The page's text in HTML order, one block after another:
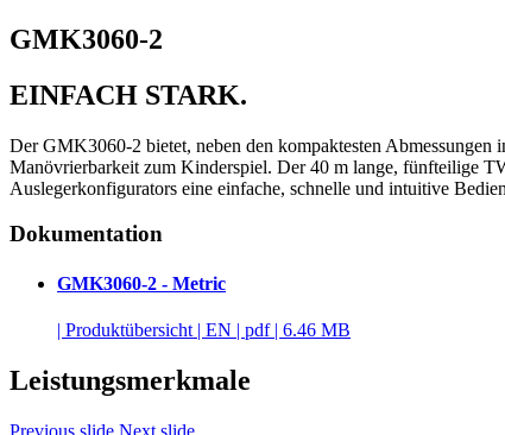
GMK3060-2
EINFACH STARK.
Der GMK3060-2 bietet, neben den kompaktesten Abmessungen
Manövrierbarkeit zum Kinderspiel. Der 40 m lange, fünfteilige
Auslegerkonfigurators eine einfache, schnelle und intuitive
Dokumentation
GMK3060-2 - Metric
| Produktübersicht | EN | pdf | 6.46 MB
Leistungsmerkmale
Previous slide Next slide